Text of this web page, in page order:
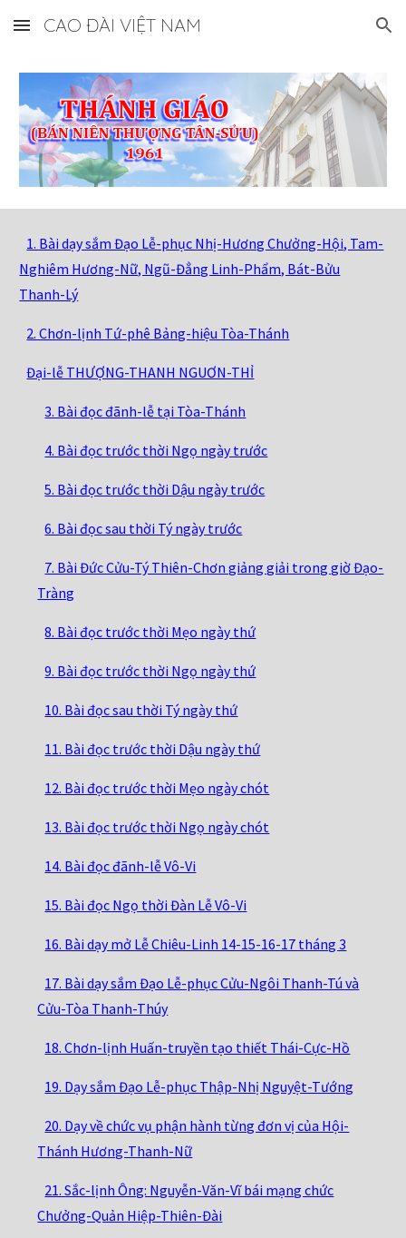
Skip to main content Skip to navigation
CAO ĐÀI VIỆT NAM
1. Bài dạy sắm Đạo Lễ-phục Nhị-Hương Chưởng-Hội, Tam-
Nghiêm Hương-Nữ, Ngũ-Đẳng Linh-Phẩm, Bát-Bửu
Thanh-Lý
2. Chơn-lịnh Tứ-phê Bảng-hiệu Tòa-Thánh
Đại-lễ THƯỢNG-THANH NGUƠN-THỈ
3. Bài đọc đãnh-lễ tại Tòa-Thánh
4. Bài đọc trước thời Ngọ ngày trước
5. Bài đọc trước thời Dậu ngày trước
6. Bài đọc sau thời Tý ngày trước
7. Bài Đức Cửu-Tý Thiên-Chơn giảng giải trong giờ Đạo-
Tràng
8. Bài đọc trước thời Mẹo ngày thứ
9. Bài đọc trước thời Ngọ ngày thứ
10. Bài đọc sau thời Tý ngày thứ
11. Bài đọc trước thời Dậu ngày thứ
12. Bài đọc trước thời Mẹo ngày chót
13. Bài đọc trước thời Ngọ ngày chót
14. Bài đọc đãnh-lễ Vô-Vi
15. Bài đọc Ngọ thời Đàn Lễ Vô-Vi
16. Bài dạy mở Lễ Chiêu-Linh 14-15-16-17 tháng 3
17. Bài dạy sắm Đạo Lễ-phục Cửu-Ngôi Thanh-Tú và
Cửu-Tòa Thanh-Thúy
18. Chơn-lịnh Huấn-truyền tạo thiết Thái-Cực-Hồ
19. Dạy sắm Đạo Lễ-phục Thập-Nhị Nguyệt-Tướng
20. Dạy về chức vụ phận hành từng đơn vị của Hội-
Thánh Hương-Thanh-Nữ
21. Sắc-lịnh Ông: Nguyễn-Văn-Vĩ bái mạng chức
Chưởng-Quản Hiệp-Thiên-Đài